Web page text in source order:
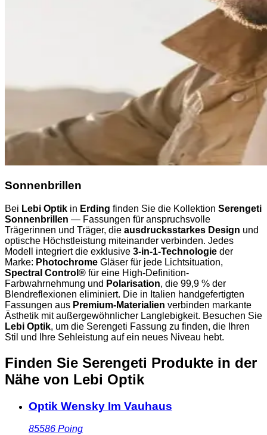
Sonnenbrillen
Bei Lebi Optik in Erding finden Sie die Kollektion Serengeti
Sonnenbrillen — Fassungen für anspruchsvolle
Trägerinnen und Träger, die ausdrucksstarkes Design und
optische Höchstleistung miteinander verbinden. Jedes
Modell integriert die exklusive 3-in-1-Technologie der
Marke: Photochrome Gläser für jede Lichtsituation,
Spectral Control® für eine High-Definition-
Farbwahrnehmung und Polarisation, die 99,9 % der
Blendreflexionen eliminiert. Die in Italien handgefertigten
Fassungen aus Premium-Materialien verbinden markante
Ästhetik mit außergewöhnlicher Langlebigkeit. Besuchen Sie
Lebi Optik, um die Serengeti Fassung zu finden, die Ihren
Stil und Ihre Sehleistung auf ein neues Niveau hebt.
Finden Sie Serengeti Produkte in der
Nähe von Lebi Optik
Optik Wensky Im Vauhaus
85586 Poing